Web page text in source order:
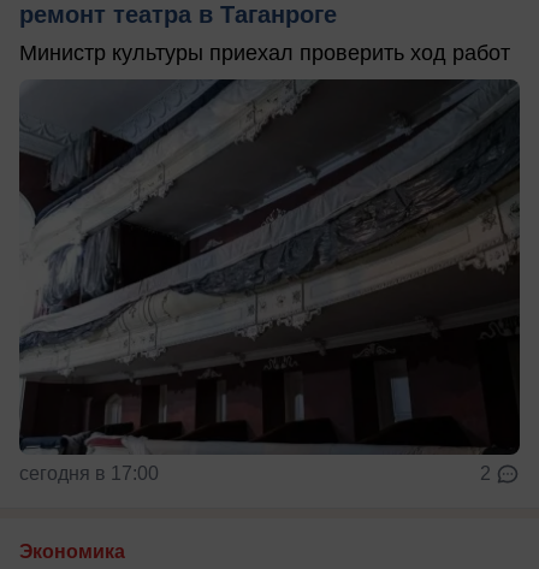
ремонт театра в Таганроге
Министр культуры приехал проверить ход работ
сегодня в 17:00 2
Экономика